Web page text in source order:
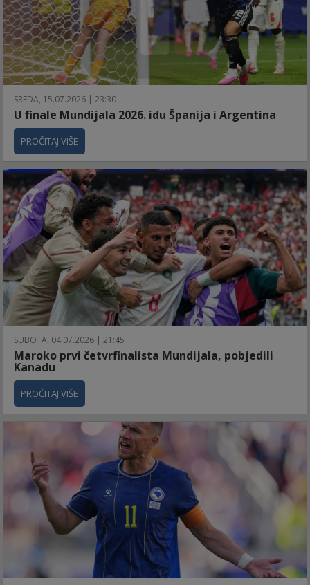
SREDA, 15.07.2026 | 23:30
U finale Mundijala 2026. idu Španija i Argentina
PROČITAJ VIŠE
SUBOTA, 04.07.2026 | 21:45
Maroko prvi četvrfinalista Mundijala, pobjedili
Kanadu
PROČITAJ VIŠE